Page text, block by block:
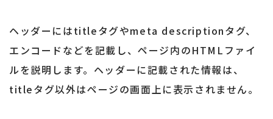
ヘッダーにはtitleタグやmeta descriptionタグ、
エンコードなどを記載し、ページ内のHTMLファイ
ルを説明します。ヘッダーに記載された情報は、
titleタグ以外はページの画面上に表示されません。